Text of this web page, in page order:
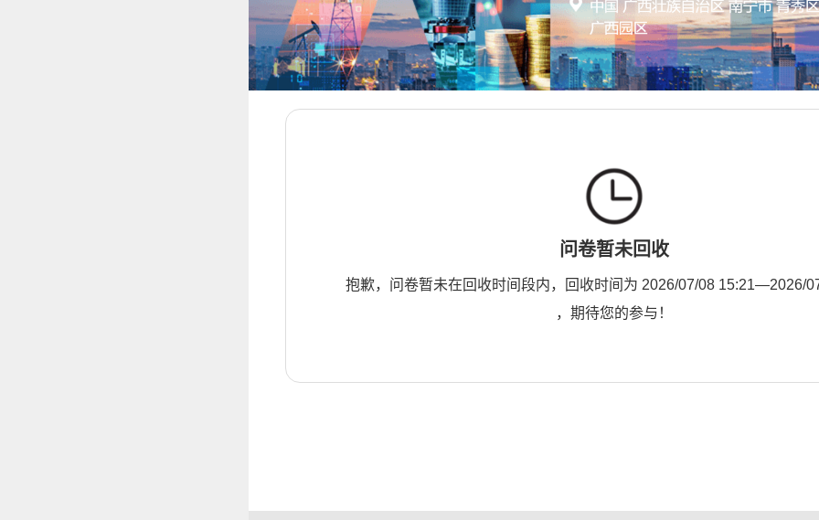
问卷暂未回收
抱歉，问卷暂未在回收时间段内，回收时间为 2026/07/08 15:21—2026/
，期待您的参与！